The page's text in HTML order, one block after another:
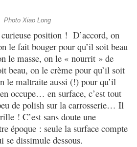
Photo Xiao Long
position ! D’accord, on
le fait bouger pour qu’il soit beau
le masse, on le « nourrit » de
beau, on le crème pour qu’il soit
le maltraite aussi (!) pour qu’il
occupe… en surface, c’est tout
de polish sur la carrosserie… Il
! C’est sans doute une
époque : seule la surface compte
se dissimule dessous.